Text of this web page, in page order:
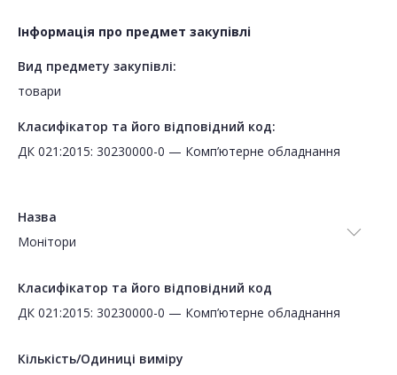
Інформація про предмет закупівлі
Вид предмету закупівлі:
товари
Класифікатор та його відповідний код:
ДК 021:2015: 30230000-0 — Комп’ютерне обладнання
Назва
Монітори
Класифікатор та його відповідний код
ДК 021:2015: 30230000-0 — Комп’ютерне обладнання
Кількість/Одиниці виміру